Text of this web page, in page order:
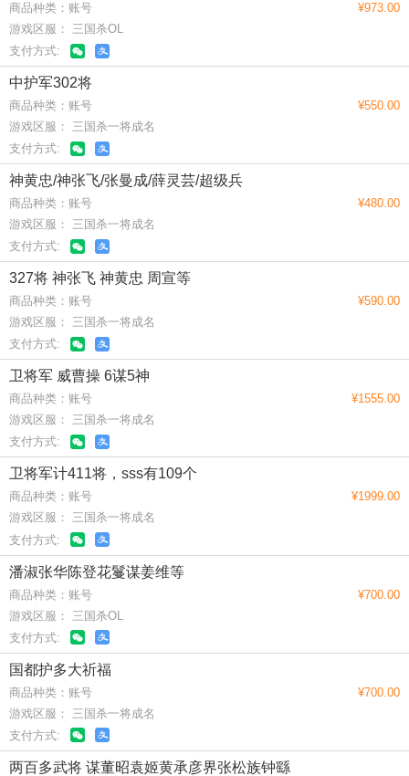
商品种类：账号
游戏区服： 三国杀OL
支付方式:
¥973.00
中护军302将
商品种类：账号
游戏区服： 三国杀一将成名
支付方式:
¥550.00
神黄忠/神张飞/张曼成/薛灵芸/超级兵
商品种类：账号
游戏区服： 三国杀一将成名
支付方式:
¥480.00
327将 神张飞 神黄忠 周宣等
商品种类：账号
游戏区服： 三国杀一将成名
支付方式:
¥590.00
卫将军 威曹操 6谋5神
商品种类：账号
游戏区服： 三国杀一将成名
支付方式:
¥1555.00
卫将军计411将，sss有109个
商品种类：账号
游戏区服： 三国杀一将成名
支付方式:
¥1999.00
潘淑张华陈登花鬘谋姜维等
商品种类：账号
游戏区服： 三国杀OL
支付方式:
¥700.00
国都护多大祈福
商品种类：账号
游戏区服： 三国杀一将成名
支付方式:
¥700.00
两百多武将 谋董昭袁姬黄承彦界张松族钟繇